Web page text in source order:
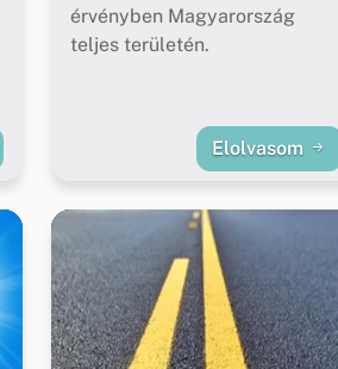
érvényben Magyarország
teljes területén.
Elolvasom